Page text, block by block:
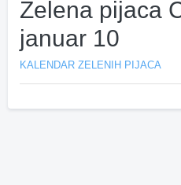
Zelena pijaca
januar 10
KALENDAR ZELENIH PIJACA